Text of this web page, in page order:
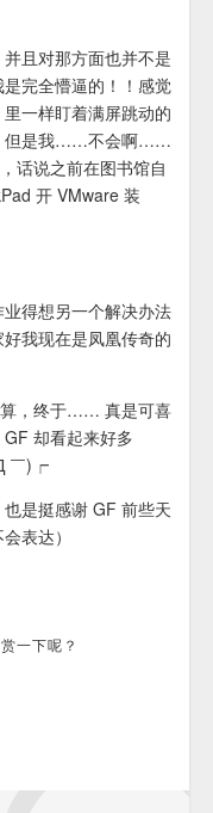
且对那方面也并不是
完全懵逼的！！感觉
一样盯着满屏跳动的
但是我……不会啊……
话说之前在图书馆自
开 VMware 装
得想另一个解决办法
我现在是凤凰传奇的
，终于…… 真是可喜
却看起来好多
￣)┍
是挺感谢 GF 前些天
表达）
一下呢？